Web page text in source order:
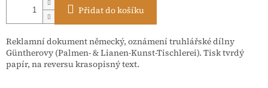
Přidat do košíku
Reklamní dokument německý, oznámení truhlářské dílny
Güntherovy (Palmen- & Lianen-Kunst-Tischlerei). Tisk tvrdý
papír, na reversu krasopisný text.